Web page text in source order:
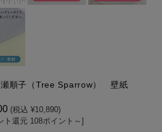
瀬順子（Tree Sparrow） 壁紙
(税込 ¥10,890)
ト還元 108ポイント～]